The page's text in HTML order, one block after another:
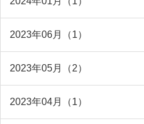
2023年06月（1）
2023年05月（2）
2023年04月（1）